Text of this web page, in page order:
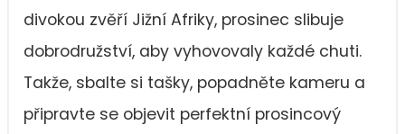
divokou zvěří Jižní Afriky, prosinec slibuje
dobrodružství, aby vyhovovaly každé chuti.
Takže, sbalte si tašky, popadněte kameru a
připravte se objevit perfektní prosincový